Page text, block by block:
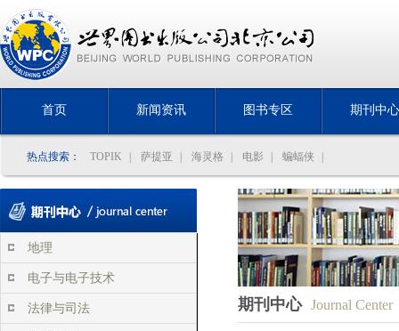
首页 新闻资讯 图书专区 期刊中心
热点搜索： TOPIK 萨提亚 海灵格 电影 蝙蝠侠
地理
电子与电子技术
法律与司法 期刊中心 Journal Center